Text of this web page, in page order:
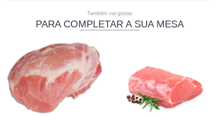
Também vai gostar
PARA COMPLETAR A SUA MESA